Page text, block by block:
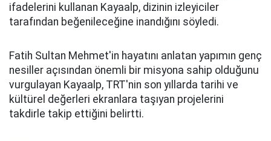
ifadelerini kullanan Kayaalp, dizinin izleyiciler
tarafından beğenileceğine inandığını söyledi.
Fatih Sultan Mehmet'in hayatını anlatan yapımın genç
nesiller açısından önemli bir misyona sahip olduğunu
vurgulayan Kayaalp, TRT'nin son yıllarda tarihi ve
kültürel değerleri ekranlara taşıyan projelerini
takdirle takip ettiğini belirtti.